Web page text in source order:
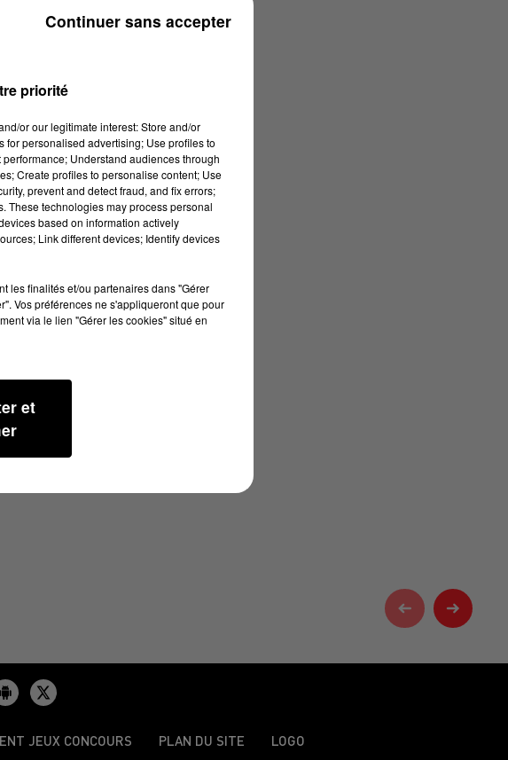
JEUX CONCOURS PLAN DU SITE LOGO
priorité
or our legitimate interest: Store and/or
personalised advertising; Use profiles to
Understand audiences through
Create profiles to personalise content; Use
prevent and detect fraud, and fix errors;
These technologies may process personal
based on information actively
Link different devices; Identify devices
les finalités et/ou partenaires dans "Gérer
Vos préférences ne s'appliqueront que pour
via le lien "Gérer les cookies" situé en
et
Continuer sans accepter